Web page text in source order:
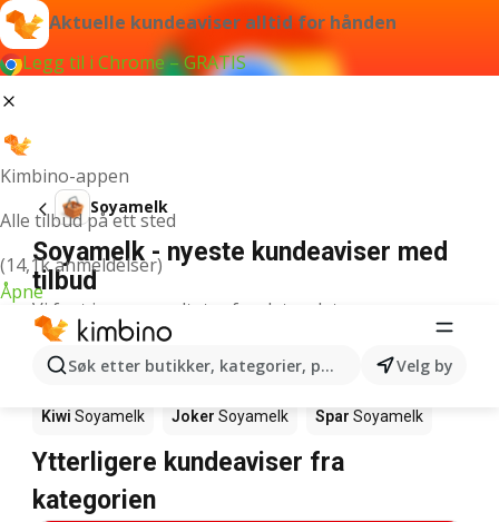
Aktuelle kundeaviser alltid for hånden
Legg til i Chrome – GRATIS
Kimbino-appen
Alle tilbud på ett sted
(14,1k anmeldelser)
Åpne
Søk etter butikker, kategorier, produkter...Velg by
Soyamelk
Soyamelk - nyeste kundeaviser med
tilbud
Vi fant ingen resultater for det ordet.
Soyamelk det er kampanje på - hvor
får jeg kjøpt det?
Kiwi Soyamelk Joker Soyamelk Spar Soyamelk
Ytterligere kundeaviser fra
kategorien